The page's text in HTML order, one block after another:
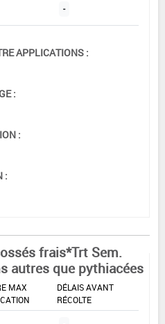
-
APPLICATIONS :
:
:
:
frais*Trt Sem.
autres que pythiacées
MAX
DÉLAIS AVANT
RÉCOLTE